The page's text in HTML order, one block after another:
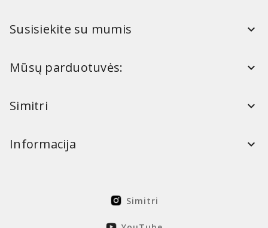
Susisiekite su mumis
Mūsų parduotuvės:
Simitri
Informacija
Simitri